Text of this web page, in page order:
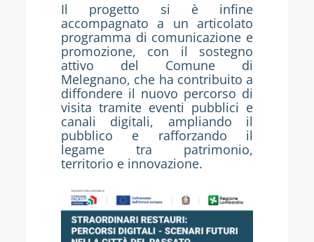
Il progetto si è infine
accompagnato a un articolato
programma di comunicazione e
promozione, con il sostegno
attivo del Comune di
Melegnano, che ha contribuito a
diffondere il nuovo percorso di
visita tramite eventi pubblici e
canali digitali, ampliando il
pubblico e rafforzando il
legame tra patrimonio,
territorio e innovazione.